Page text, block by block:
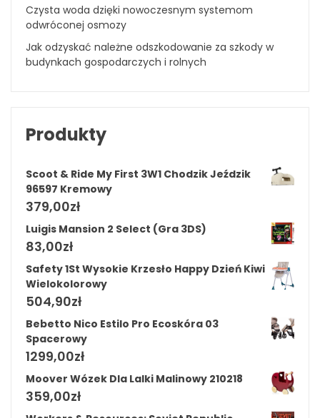
Czysta woda dzięki nowoczesnym systemom
odwróconej osmozy
Jak odzyskać należne odszkodowanie za szkody w
budynkach gospodarczych i rolnych
Produkty
Scoot & Ride My First 3W1 Chodzik Jeździk
96597 Kremowy
379,00zł
Luigis Mansion 2 Select (Gra 3DS)
83,00zł
Safety 1St Wysokie Krzesło Happy Dzień Kiwi
Wielokolorowy
504,90zł
Bebetto Nico Estilo Pro Ecoskóra 03
Spacerowy
1299,00zł
Moover Wózek Dla Lalki Malinowy 210218
359,00zł